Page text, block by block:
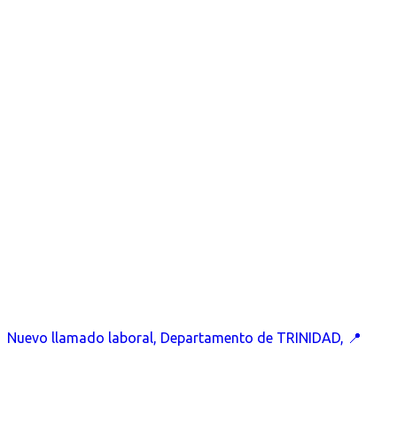
Nuevo llamado laboral, Departamento de TRINIDAD, 📍